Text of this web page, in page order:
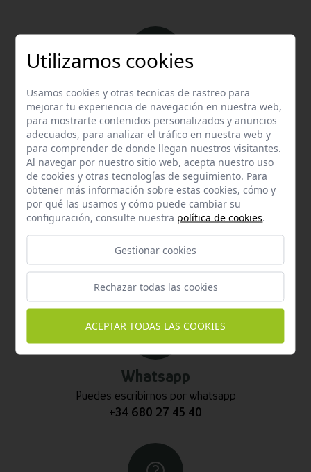
Email
Contacta con nosotros vía email
hola@welovemascotas.com
Contacta con nosotros a través del teléfono
Whatsapp
Puedes escribirnos por whatsapp
+34 680 27 45 40
Utilizamos cookies
Usamos cookies y otras tecnicas de rastreo para
mejorar tu experiencia de navegación en nuestra web,
para mostrarte contenidos personalizados y anuncios
adecuados, para analizar el tráfico en nuestra web y
para comprender de donde llegan nuestros visitantes.
Al navegar por nuestro sitio web, acepta nuestro uso
de cookies y otras tecnologías de seguimiento. Para
obtener más información sobre estas cookies, cómo y
por qué las usamos y cómo puede cambiar su
configuración, consulte nuestra política de cookies.
Gestionar cookies
Rechazar todas las cookies
ACEPTAR TODAS LAS COOKIES